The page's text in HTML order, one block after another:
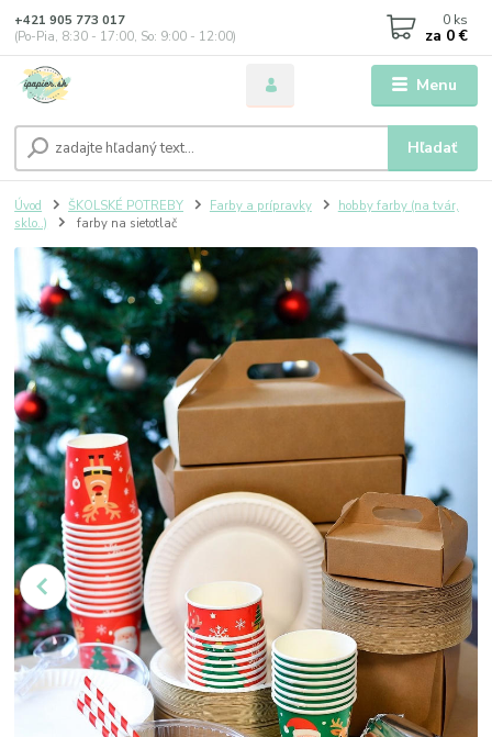
Menu
Hľadať
+421 905 773 017
(Po-Pia, 8:30 - 17:00, So: 9:00 - 12:00)
0 ks
za 0 €
Úvod ŠKOLSKÉ POTREBY Farby a prípravky
hobby farby (na tvár,
sklo..)
farby na sietotlač